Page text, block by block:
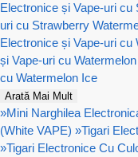
Electronice și Vape-uri cu
uri cu Strawberry
Electronice și Vape-uri cu
și Vape-uri cu
cu Watermelon Ice
Arată Mai Mult
»Mini Narghilea
(White VAPE) »Tigari
»Tigari Electronice Cu